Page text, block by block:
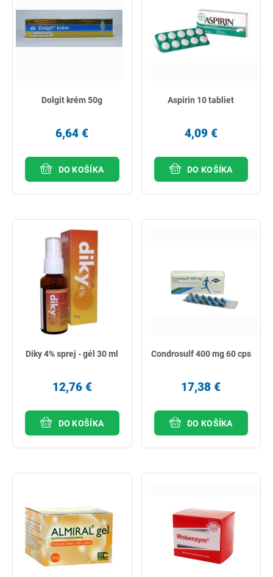
Dolgit krém 50g
6,64 €
DO KOŠÍKA
Aspirin 10 tabliet
4,09 €
DO KOŠÍKA
Diky 4% sprej - gél 30 ml
12,76 €
DO KOŠÍKA
Condrosulf 400 mg 60 cps
17,38 €
DO KOŠÍKA